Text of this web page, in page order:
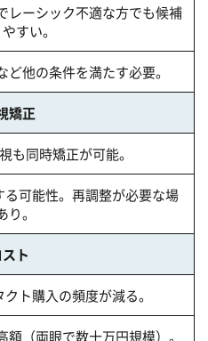
レーシック不適な方でも候補
すい。
他の条件を満たす必要。
矯正
も同時矯正が可能。
可能性。再調整が必要な場
り。
スト
ト購入の頻度が減る。
（両眼で数十万円規模）。